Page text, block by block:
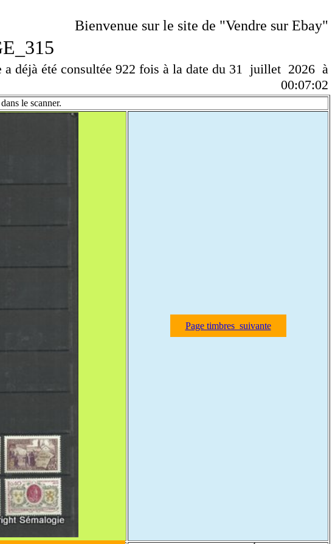
Bienvenue sur le site de "Vendre sur Ebay"
a déjà été consultée 922 fois à la date du 31 juillet 2026 à
00:07:02
le scanner.
Page timbres suivante